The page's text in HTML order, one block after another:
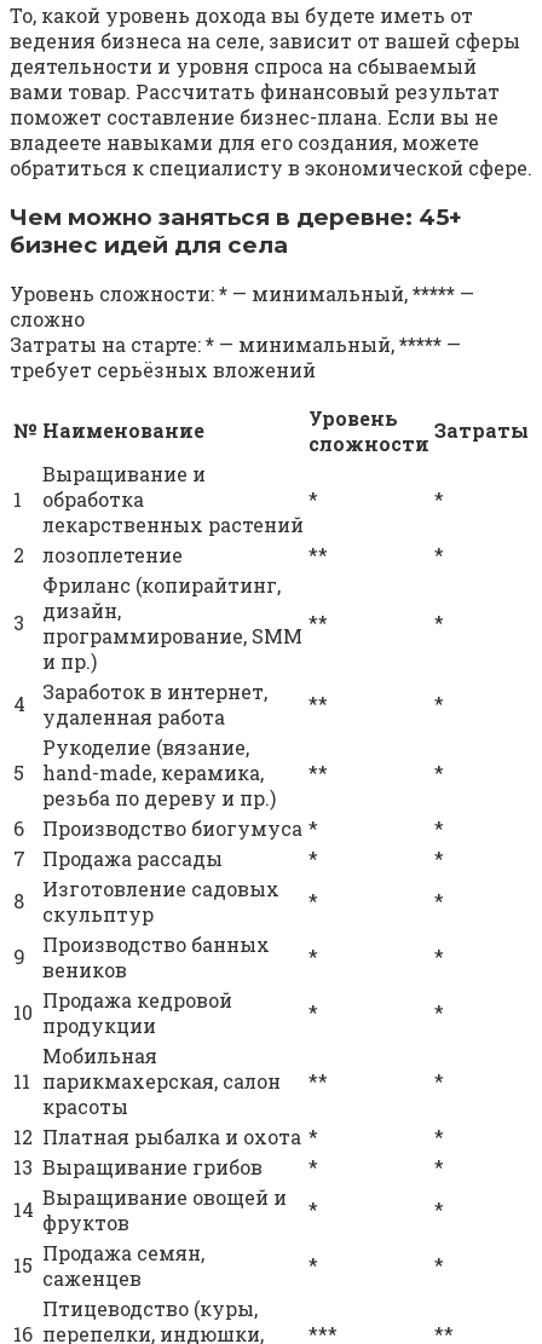
То, какой уровень дохода вы будете иметь от
ведения бизнеса на селе, зависит от вашей сферы
деятельности и уровня спроса на сбываемый
вами товар. Рассчитать финансовый результат
поможет составление бизнес-плана. Если вы не
владеете навыками для его создания, можете
обратиться к специалисту в экономической сфере.
Чем можно заняться в деревне: 45+
бизнес идей для села
Уровень сложности:* — минимальный,***** —
сложно
Затраты на старте:* — минимальный,***** —
требует серьёзных вложений
№ Наименование
Уровень
сложности
Затраты
1
Выращивание и
обработка
лекарственных растений
* *
2 лозоплетение ** *
3
Фриланс (копирайтинг,
дизайн,
программирование, SMM
и пр.)
** *
4
Заработок в интернет,
удаленная работа
** *
5
Рукоделие (вязание,
hand-made, керамика,
резьба по дереву и пр.)
** *
6 Производство биогумуса *
*
7
Продажа рассады *
*
8
Изготовление садовых
скульптур
* *
9
Производство банных
веников
* *
10 Продажа кедровой
продукции
* *
11
Мобильная
парикмахерская, салон
красоты
** *
12 Платная рыбалка и охота *
*
13 Выращивание грибов *
*
14 Выращивание овощей и
фруктов
* *
15 Продажа семян,
саженцев
* *
16
Птицеводство (куры,
перепелки, индюшки,
*** **